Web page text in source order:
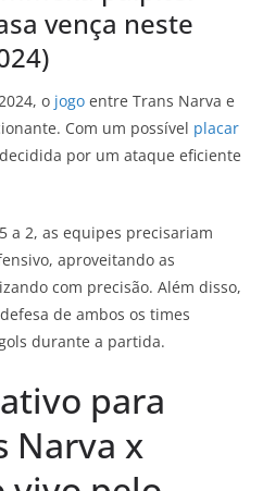
vença neste
o jogo entre Trans Narva e
Com um possível placar
por um ataque eficiente
a 2, as equipes precisariam
aproveitando as
com precisão. Além disso,
de ambos os times
durante a partida.
para
Narva x